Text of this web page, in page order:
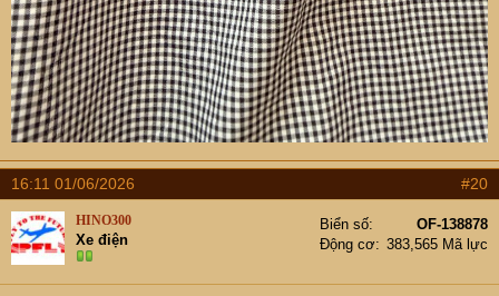
16:11 01/06/2026 #20
HINO300
Xe điện
Biển số
OF-138878
Động cơ
383,565 Mã lực